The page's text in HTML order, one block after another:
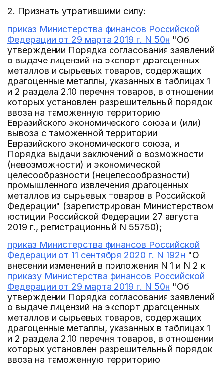
2. Признать утратившими силу:
приказ Министерства финансов Российской
Федерации от 29 марта 2019 г. N 50н "Об
утверждении Порядка согласования заявлений
о выдаче лицензий на экспорт драгоценных
металлов и сырьевых товаров, содержащих
драгоценные металлы, указанных в таблицах 1
и 2 раздела 2.10 перечня товаров, в отношении
которых установлен разрешительный порядок
ввоза на таможенную территорию
Евразийского экономического союза и (или)
вывоза с таможенной территории
Евразийского экономического союза, и
Порядка выдачи заключений о возможности
(невозможности) и экономической
целесообразности (нецелесообразности)
промышленного извлечения драгоценных
металлов из сырьевых товаров в Российской
Федерации" (зарегистрирован Министерством
юстиции Российской Федерации 27 августа
2019 г., регистрационный N 55750);
приказ Министерства финансов Российской
Федерации от 11 сентября 2020 г. N 192н "О
внесении изменений в приложения N 1 и N 2 к
приказу Министерства финансов Российской
Федерации от 29 марта 2019 г. N 50н "Об
утверждении Порядка согласования заявлений
о выдаче лицензий на экспорт драгоценных
металлов и сырьевых товаров, содержащих
драгоценные металлы, указанных в таблицах 1
и 2 раздела 2.10 перечня товаров, в отношении
которых установлен разрешительный порядок
ввоза на таможенную территорию